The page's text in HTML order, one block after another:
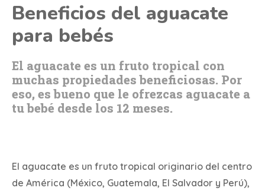
Beneficios del aguacate
para bebés
El aguacate es un fruto tropical con
muchas propiedades beneficiosas. Por
eso, es bueno que le ofrezcas aguacate a
tu bebé desde los 12 meses.
El aguacate es un fruto tropical originario del centro
de América (México, Guatemala, El Salvador y Perú),